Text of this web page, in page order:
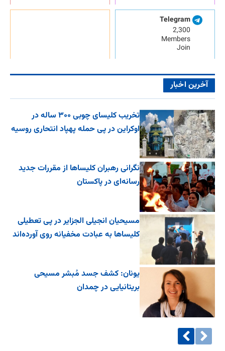
Telegram
2,300
Members
Join
آخرین اخبار
تخریب کلیسای چوبی ۳۰۰ ساله در
اوکراین در پی حمله پهپاد انتحاری روسیه
نگرانی رهبران کلیساها از مقررات جدید
رسانه‌ای در پاکستان
مسیحیان انجیلی الجزایر در پی تعطیلی
کلیساها به عبادت مخفیانه روی آورده‌اند
یونان: کشف جسد مُبشر مسیحی
بریتانیایی در چمدان